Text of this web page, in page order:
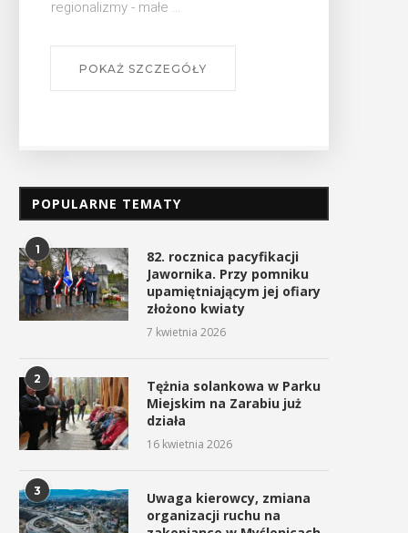
POPULARNE TEMATY
1
82. rocznica pacyfikacji
Jawornika. Przy pomniku
upamiętniającym jej ofiary
złożono kwiaty
7 kwietnia 2026
2
Tężnia solankowa w Parku
Miejskim na Zarabiu już
działa
16 kwietnia 2026
3
Uwaga kierowcy, zmiana
organizacji ruchu na